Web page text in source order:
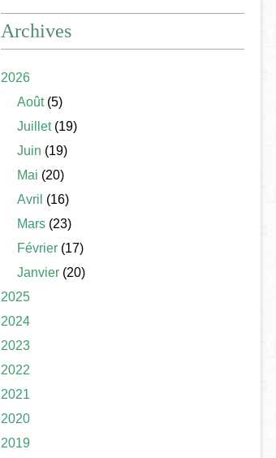
Archives
2026
Août(5)
Juillet(19)
Juin (19)
Mai (20)
Avril (16)
Mars (23)
Février (17)
Janvier (20)
2025
2024
2023
2022
2021
2020
2019